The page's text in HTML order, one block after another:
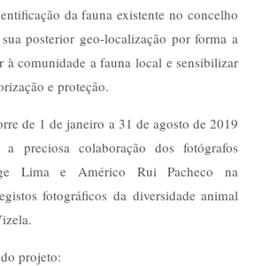
da fauna existente no concelho
posterior geo-localização por forma a
à comunidade a fauna local e sensibilizar
e proteção.
de 1 de janeiro a 31 de agosto de 2019
preciosa colaboração dos fotógrafos
Lima e Américo Rui Pacheco na
fotográficos da diversidade animal
projeto: